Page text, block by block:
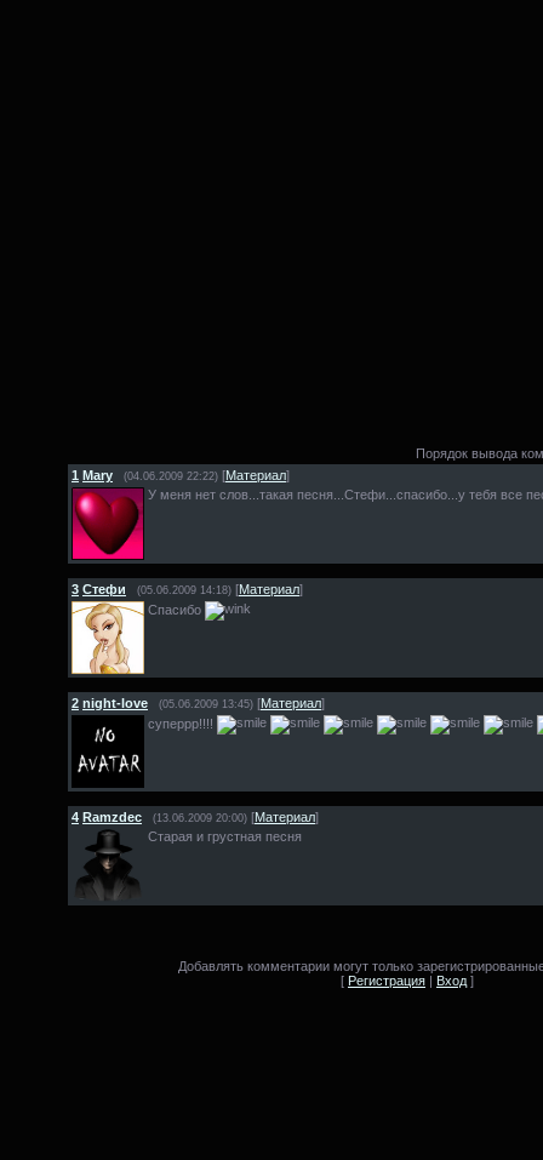
Порядок вывода
1 Mary (04.06.2009 22:22) [Материал]
У меня нет слов...такая песня...Стефи...спасибо...у тебя все
3 Стефи (05.06.2009 14:18) [Материал]
Спасибо
2 night-love (05.06.2009 13:45) [Материал]
суперрр!!!!
4 Ramzdec (13.06.2009 20:00) [Материал]
Старая и грустная песня
Добавлять комментарии могут только
[ Регистрация | Вход ]